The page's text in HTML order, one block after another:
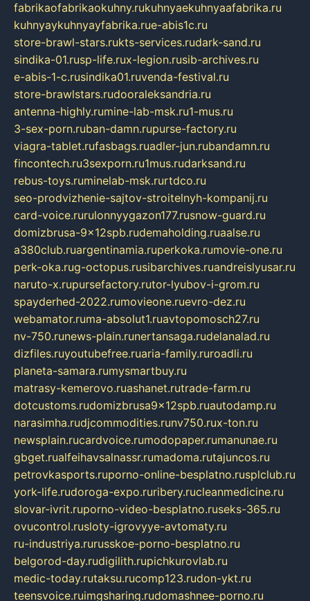
fabrikaofabrikaokuhny.rukuhnyaekuhnyaafabrika.ru
kuhnyaykuhnyayfabrika.rue-abis1c.ru
store-brawl-stars.rukts-services.rudark-sand.ru
sindika-01.rusp-life.rux-legion.rusib-archives.ru
e-abis-1-c.rusindika01.ruvenda-festival.ru
store-brawlstars.rudooraleksandria.ru
antenna-highly.rumine-lab-msk.ru1-mus.ru
3-sex-porn.ruban-damn.rupurse-factory.ru
viagra-tablet.rufasbags.ruadler-jun.rubandamn.ru
fincontech.ru3sexporn.ru1mus.rudarksand.ru
rebus-toys.ruminelab-msk.rurtdco.ru
seo-prodvizhenie-sajtov-stroitelnyh-kompanij.ru
card-voice.rurulonnyygazon177.rusnow-guard.ru
domizbrusa-9x12spb.rudemaholding.ruaalse.ru
a380club.ruargentinamia.ruperkoka.rumovie-one.ru
perk-oka.rug-octopus.rusibarchives.ruandreislyusar.ru
naruto-x.rupursefactory.rutor-lyubov-i-grom.ru
spayderhed-2022.rumovieone.ruevro-dez.ru
webamator.ruma-absolut1.ruavtopomosch27.ru
nv-750.runews-plain.runertansaga.rudelanalad.ru
dizfiles.ruyoutubefree.ruaria-family.ruroadli.ru
planeta-samara.rumysmartbuy.ru
matrasy-kemerovo.ruashanet.rutrade-farm.ru
dotcustoms.rudomizbrusa9x12spb.ruautodamp.ru
narasimha.rudjcommodities.runv750.rux-ton.ru
newsplain.rucardvoice.rumodopaper.rumanunae.ru
gbget.rualfeihavsalnassr.rumadoma.rutajuncos.ru
petrovkasports.ruporno-online-besplatno.rusplclub.ru
york-life.rudoroga-expo.ruribery.rucleanmedicine.ru
slovar-ivrit.ruporno-video-besplatno.ruseks-365.ru
ovucontrol.rusloty-igrovyye-avtomaty.ru
ru-industriya.rurusskoe-porno-besplatno.ru
belgorod-day.rudigilith.rupichkurovlab.ru
medic-today.rutaksu.rucomp123.rudon-ykt.ru
teensvoice.ruimgsharing.rudomashnee-porno.ru